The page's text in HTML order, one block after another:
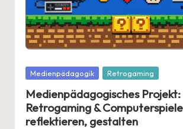
Posted
Medienpädagogik Retrogaming
Medienpädagogisches Projekt:
Retrogaming &
reflektieren, gestalten